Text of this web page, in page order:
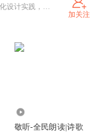
专注教育研究、学校文化研究、学校文化设计实践，酷爱声音艺术、心理学、历史等。
加关注
敬听-全民朗读|诗歌